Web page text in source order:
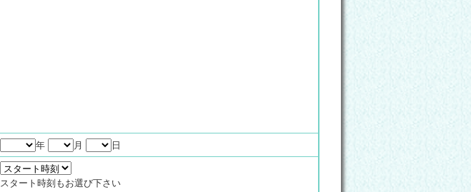
年 月 日
スタート時刻もお選び下さい